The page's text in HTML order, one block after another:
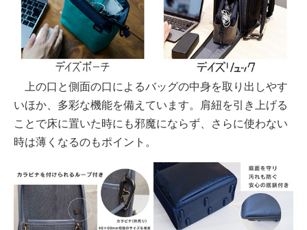
上の口と側面の口によるバッグの中身を取り出しやす
いほか、多彩な機能を備えています。肩紐を引き上げる
ことで床に置いた時にも邪魔にならず、さらに使わない
時は薄くなるのもポイント。